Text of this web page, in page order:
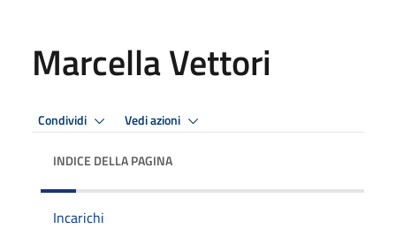
Marcella Vettori
Condividi Vedi azioni
INDICE DELLA PAGINA
Incarichi